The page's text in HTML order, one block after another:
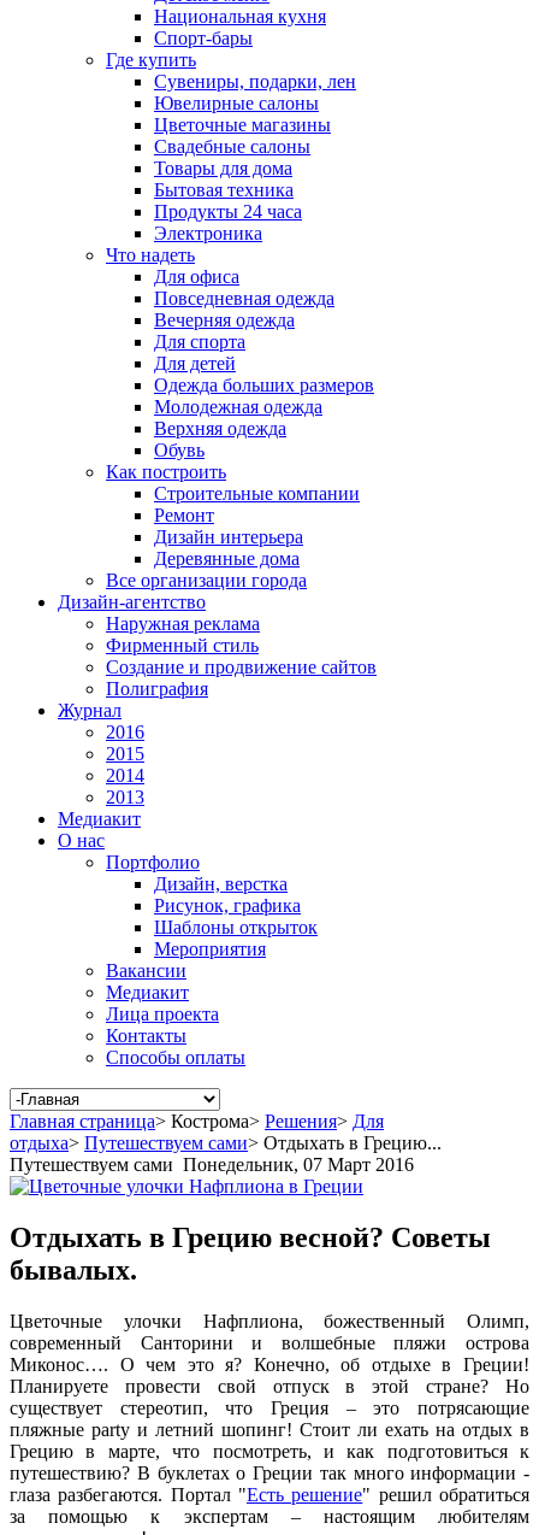
Национальная кухня
Спорт-бары
Где купить
Сувениры, подарки, лен
Ювелирные салоны
Цветочные магазины
Свадебные салоны
Товары для дома
Бытовая техника
Продукты 24 часа
Электроника
Что надеть
Для офиса
Повседневная одежда
Вечерняя одежда
Для спорта
Для детей
Одежда больших размеров
Молодежная одежда
Верхняя одежда
Обувь
Как построить
Строительные компании
Ремонт
Дизайн интерьера
Деревянные дома
Все организации города
Дизайн-агентство
Наружная реклама
Фирменный стиль
Создание и продвижение сайтов
Полиграфия
Журнал
2016
2015
2014
2013
Медиакит
О нас
Портфолио
Дизайн, верстка
Рисунок, графика
Шаблоны открыток
Мероприятия
Вакансии
Медиакит
Лица проекта
Контакты
Способы оплаты
Главная страница> Кострома> Решения> Для
отдыха> Путешествуем сами> Отдыхать в Грецию...
Путешествуем сами Понедельник, 07 Март 2016
Отдыхать в Грецию весной? Советы
бывалых.
Цветочные улочки Нафплиона, божественный Олимп,
современный Санторини и волшебные пляжи острова
Миконос…. О чем это я? Конечно, об отдыхе в Греции!
Планируете провести свой отпуск в этой стране? Но
существует стереотип, что Греция – это потрясающие
пляжные party и летний шопинг! Стоит ли ехать на отдых в
Грецию в марте, что посмотреть, и как подготовиться к
путешествию? В буклетах о Греции так много информации -
глаза разбегаются. Портал "Есть решение" решил обратиться
за помощью к экспертам – настоящим любителям